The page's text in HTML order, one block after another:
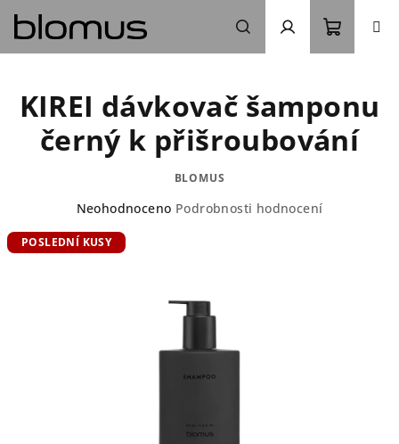
obsah
Hledat Přihlášení
košík
KIREI dávkovač šamponu
černý k přišroubování
BLOMUS
Průměrné
produktu
Neohodnoceno Podrobnosti hodnocení
POSLEDNÍ KUSY